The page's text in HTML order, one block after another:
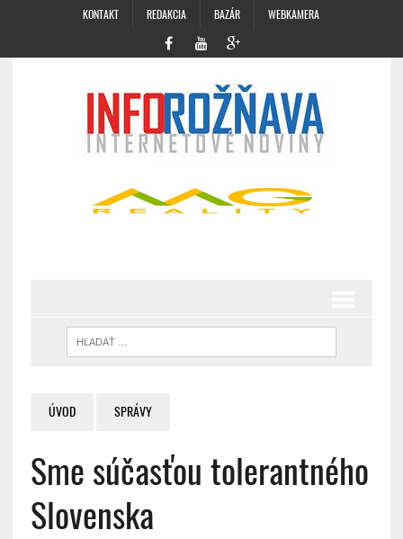
KONTAKT REDAKCIA BAZÁR WEBKAMERA
ÚVOD SPRÁVY
Sme súčasťou tolerantného
Slovenska